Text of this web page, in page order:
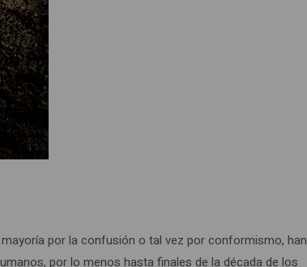
por la confusión o tal vez por conformismo, han
por lo menos hasta finales de la década de los